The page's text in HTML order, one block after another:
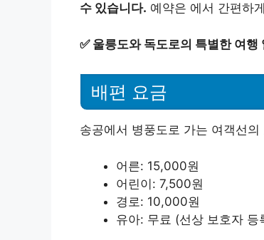
수 있습니다. 예약은 에서 간편하
✅ 울릉도와 독도로의 특별한 여
배편 요금
송공에서 병풍도로 가는 여객선
어른: 15,000원
어린이: 7,500원
경로: 10,000원
유아: 무료 (선상 보호자 등